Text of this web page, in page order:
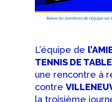
L’équipe de
TENNIS DE TABLE
une rencontre à
contre
la troisième